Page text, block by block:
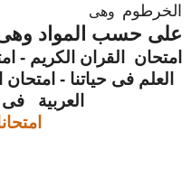
الخرطوم وهى
على حسب المواد
امتحان القران الكريم -
العلم فى حياتنا - امتحان
العربية فى